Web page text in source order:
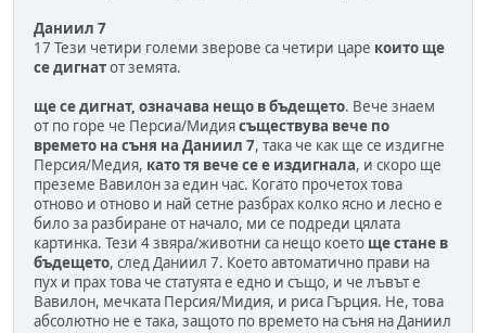
Даниил 7
17 Тези четири големи зверове са четири царе които ще
се дигнатот земята.
ще се дигнат, означава нещо в бъдещето. Вече знаем
от по горе че Персиа/Мидиясъществува вече по
времето на съня на Даниил 7, така че как ще се издигне
Персия/Медия, като тя вече се е издигнала, и скоро ще
преземе Вавилон за един час. Когато прочетох това
отново и отново и най сетне разбрах колко ясно и лесно е
било за разбиране от начало, ми се подреди цялата
картинка. Тези 4 звяра/животни са нещо което ще стане в
бъдещето, след Даниил 7. Което автоматично прави на
пух и прах това че статуята е едно и също, и че лъвът е
Вавилон, мечката Персия/Мидия, и риса Гърция. Не, това
абсолютно не е така, защото по времето на съня на Даниил